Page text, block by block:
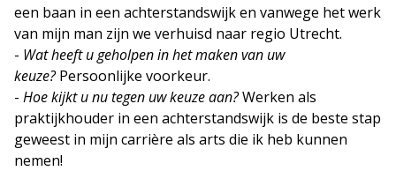
een baan in een achterstandswijk en vanwege het werk
van mijn man zijn we verhuisd naar regio Utrecht.
- Wat heeft u geholpen in het maken van uw
keuze?Persoonlijke voorkeur.
- Hoe kijkt u nu tegen uw keuze aan?Werken als
praktijkhouder in een achterstandswijk is de beste stap
geweest in mijn carrière als arts die ik heb kunnen
nemen!